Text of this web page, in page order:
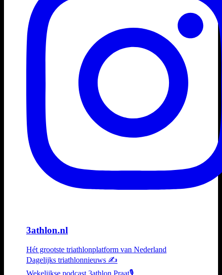
3athlon.nl
Hét grootste triathlonplatform van Nederland
Dagelijks triathlonnieuws ✍️
Wekelijkse podcast 3athlon Praat🎙️